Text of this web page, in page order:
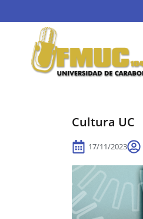
Cultura UC
17/11/2023